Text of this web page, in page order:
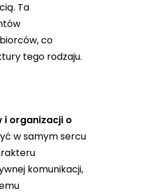
Ta
co
tego rodzaju.
i organizacji o
w samym sercu
komunikacji,